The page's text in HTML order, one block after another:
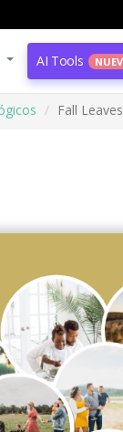
AI Tools
Fall